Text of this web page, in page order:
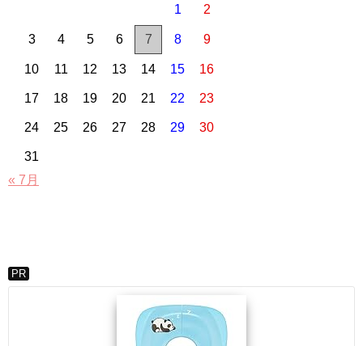
1
2
3 4 5 6 7 8 9
10 11 12 13 14 15 16
17 18 19 20 21 22 23
24 25 26 27 28 29 30
31
« 7月
PR